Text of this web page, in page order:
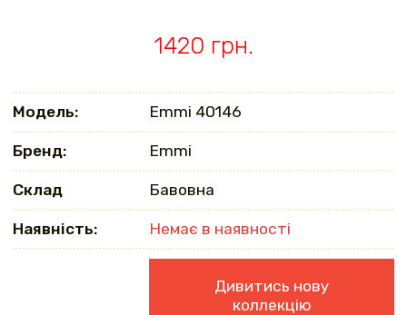
1420 грн.
Модель: Emmi 40146
Бренд: Emmi
Склад Бавовна
Наявність: Немає в наявності
Дивитись нову
коллекцію